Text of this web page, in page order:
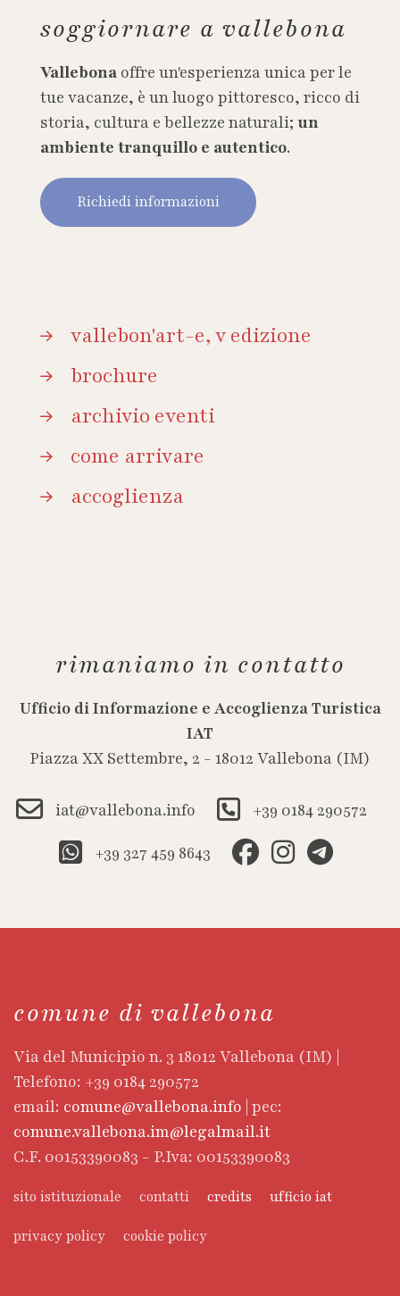
soggiornare a vallebona
Vallebona offre un'esperienza unica per le
tue vacanze, è un luogo pittoresco, ricco di
storia, cultura e bellezze naturali; un
ambiente tranquillo e autentico.
Richiedi informazioni
vallebon'art-e, v edizione
brochure
archivio eventi
come arrivare
accoglienza
rimaniamo in contatto
Ufficio di Informazione e Accoglienza Turistica
IAT
Piazza XX Settembre, 2 - 18012 Vallebona (IM)
iat@vallebona.info
+39 0184 290572
+39 327 459 8643
comune di vallebona
Via del Municipio n. 3 18012 Vallebona (IM) |
Telefono: +39 0184 290572
email: comune@vallebona.info | pec:
comune.vallebona.im@legalmail.it
C.F. 00153390083 - P.Iva: 00153390083
sito istituzionale contatti credits ufficio iat
privacy policy cookie policy